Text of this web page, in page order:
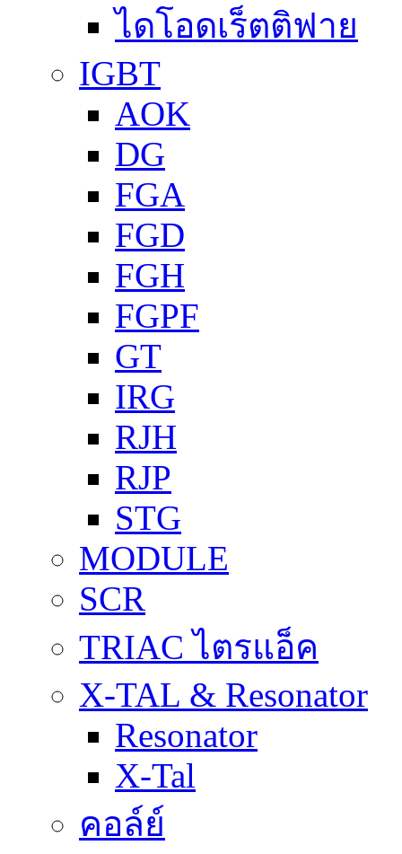
ไดโอดเร็ตติฟาย
IGBT
AOK
DG
FGA
FGD
FGH
FGPF
GT
IRG
RJH
RJP
STG
MODULE
SCR
TRIAC ไตรแอ็ค
X-TAL & Resonator
Resonator
X-Tal
คอล์ย์